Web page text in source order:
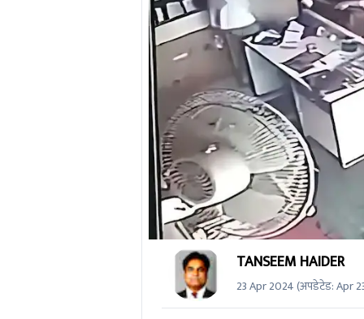
seconds
secondsVolume
0%
TANSEEM HAIDER
23 Apr 2024(अपडेटेड:Apr